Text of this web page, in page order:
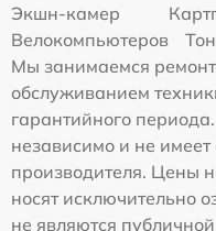
Экшн-камер
Велокомпьютеров
Мы занимаемся
обслуживанием
гарантийного
независимо и не
производителя. Цены
носят исключительно
не являются